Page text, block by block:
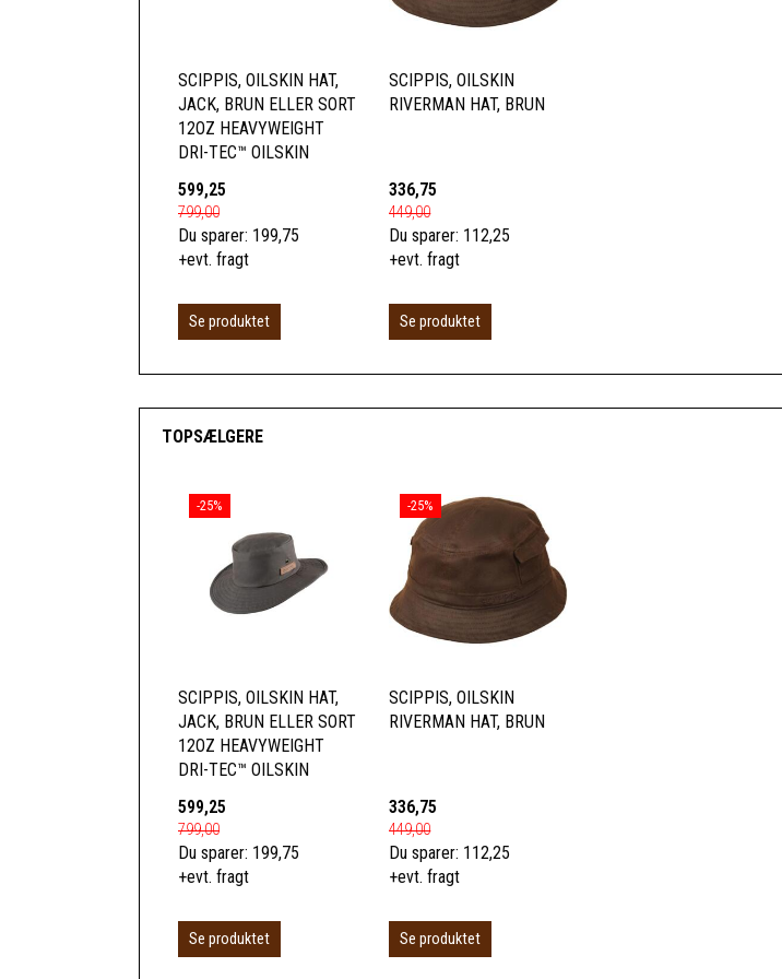
SCIPPIS, OILSKIN HAT,
JACK, BRUN ELLER SORT
12OZ HEAVYWEIGHT
DRI-TEC™ OILSKIN
599,25
799,00
Du sparer: 199,75
+evt. fragt
Se produktet
SCIPPIS, OILSKIN
RIVERMAN HAT, BRUN
336,75
449,00
Du sparer: 112,25
+evt. fragt
Se produktet
TOPSÆLGERE
-25%
SCIPPIS, OILSKIN HAT,
JACK, BRUN ELLER SORT
12OZ HEAVYWEIGHT
DRI-TEC™ OILSKIN
599,25
799,00
Du sparer: 199,75
+evt. fragt
Se produktet
-25%
SCIPPIS, OILSKIN
RIVERMAN HAT, BRUN
336,75
449,00
Du sparer: 112,25
+evt. fragt
Se produktet